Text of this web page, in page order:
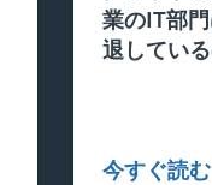
業のIT部
退してい
今すぐ読む